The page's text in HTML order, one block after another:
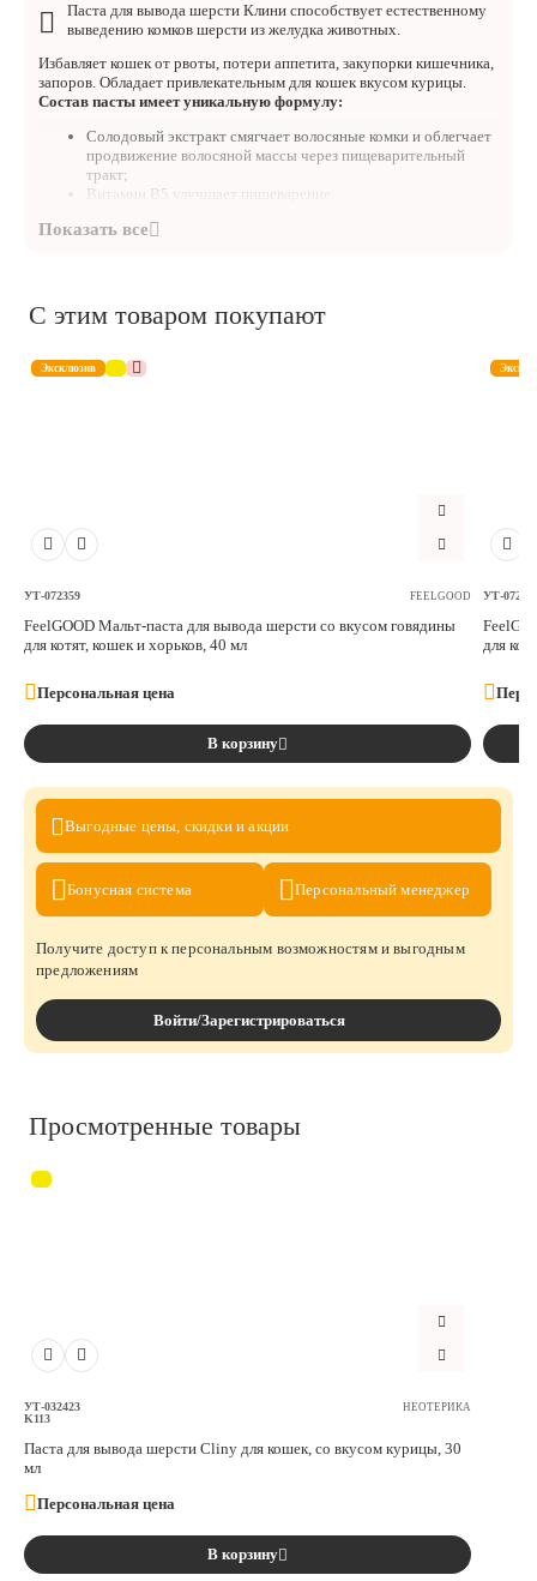
Паста для вывода шерсти Клини способствует естественному
выведению комков шерсти из желудка животных.
Избавляет кошек от рвоты, потери аппетита, закупорки кишечника,
запоров. Обладает привлекательным для кошек вкусом курицы.
Состав пасты имеет уникальную формулу:
Солодовый экстракт смягчает волосяные комки и облегчает
продвижение волосяной массы через пищеварительный
тракт;
Витамин B5 улучшает пищеварение;
действием широкого спектра.
С этим товаром покупают
Эксклюзив
УТ-072359 FEELGOOD
FeelGOOD Мальт-паста для вывода шерсти со вкусом говядины
для котят, кошек и хорьков, 40 мл
Персональная цена
В корзину
УТ-
для
Выгодные цены, скидки и акции
Бонусная система Персональныйменеджер
Получите доступ к персональным возможностям и выгодным
предложениям
Войти/Зарегистрироваться
Просмотренные товары
УТ-032423
K113
НЕОТЕРИКА
Паста для вывода шерсти Cliny для кошек, со вкусом курицы, 30
мл
Персональная цена
В корзину